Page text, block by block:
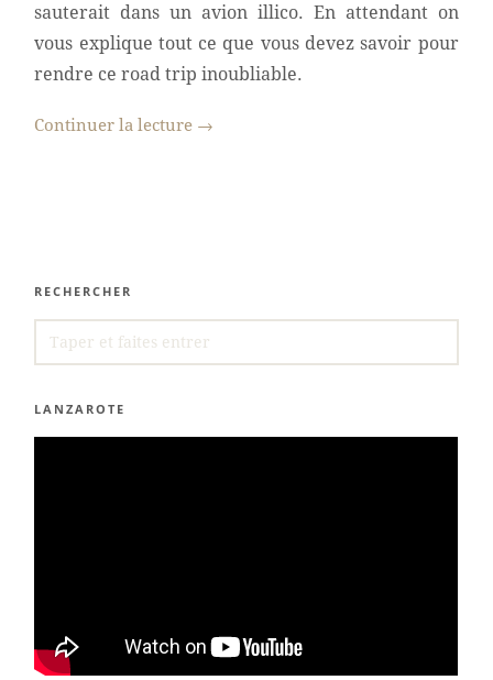
sauterait dans un avion illico. En attendant on
vous explique tout ce que vous devez savoir pour
rendre ce road trip inoubliable.
Continuer la lecture →
RECHERCHER
FOR:
LANZAROTE